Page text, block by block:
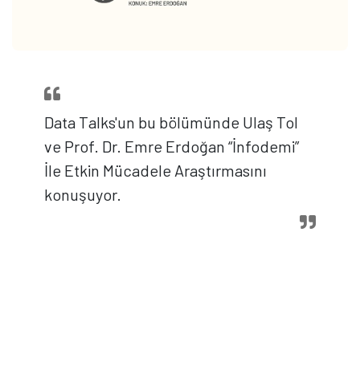
Data Talks'un bu bölümünde Ulaş Tol
ve Prof. Dr. Emre Erdoğan “İnfodemi”
İle Etkin Mücadele Araştırmasını
konuşuyor.